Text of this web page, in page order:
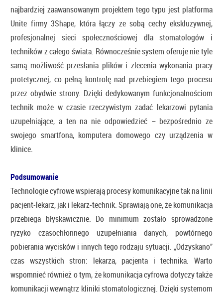
najbardziej zaawansowanym projektem tego typu jest platforma
Unite firmy 3Shape, która łączy ze sobą cechy ekskluzywnej,
profesjonalnej sieci społecznościowej dla stomatologów i
techników z całego świata. Równocześnie system oferuje nie tyle
samą możliwość przesłania plików i zlecenia wykonania pracy
protetycznej, co pełną kontrolę nad przebiegiem tego procesu
przez obydwie strony. Dzięki dedykowanym funkcjonalnościom
technik może w czasie rzeczywistym zadać lekarzowi pytania
uzupełniające, a ten na nie odpowiedzieć – bezpośrednio ze
swojego smartfona, komputera domowego czy urządzenia w
klinice.
Podsumowanie
Technologie cyfrowe wspierają procesy komunikacyjne tak na linii
pacjent-lekarz, jak i lekarz-technik. Sprawiają one, że komunikacja
przebiega błyskawicznie. Do minimum zostało sprowadzone
ryzyko czasochłonnego uzupełniania danych, powtórnego
pobierania wycisków i innych tego rodzaju sytuacji. „Odzyskano”
czas wszystkich stron: lekarza, pacjenta i technika. Warto
wspomnieć również o tym, że komunikacja cyfrowa dotyczy także
komunikacji wewnątrz kliniki stomatologicznej. Dzięki systemom